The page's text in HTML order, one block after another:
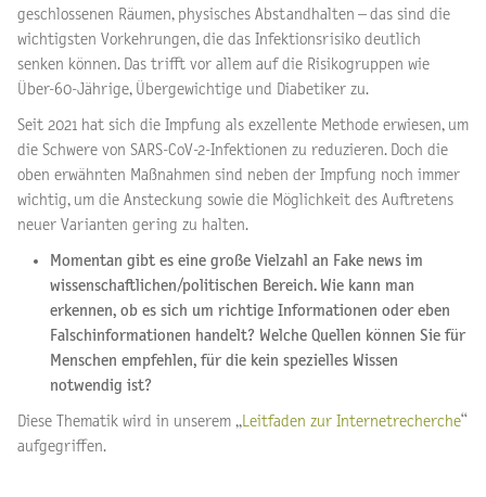
geschlossenen Räumen, physisches Abstandhalten – das sind die
wichtigsten Vorkehrungen, die das Infektionsrisiko deutlich
senken können. Das trifft vor allem auf die Risikogruppen wie
Über-60-Jährige, Übergewichtige und Diabetiker zu.
Seit 2021 hat sich die Impfung als exzellente Methode erwiesen, um
die Schwere von SARS-CoV-2-Infektionen zu reduzieren. Doch die
oben erwähnten Maßnahmen sind neben der Impfung noch immer
wichtig, um die Ansteckung sowie die Möglichkeit des Auftretens
neuer Varianten gering zu halten.
Momentan gibt es eine große Vielzahl an Fake news im
wissenschaftlichen/politischen Bereich. Wie kann man
erkennen, ob es sich um richtige Informationen oder eben
Falschinformationen handelt? Welche Quellen können Sie für
Menschen empfehlen, für die kein spezielles Wissen
notwendig ist?
Diese Thematik wird in unserem „Leitfaden zur Internetrecherche“
aufgegriffen.